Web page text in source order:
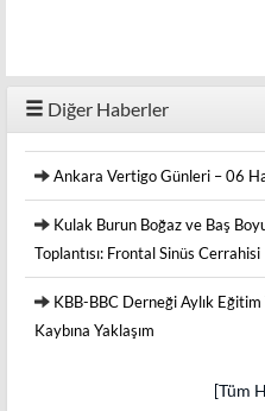
Diğer Haberler
Ankara Vertigo Günleri – 06
Kulak Burun Boğaz ve Baş
Toplantısı: Frontal Sinüs Cerrahisi
KBB-BBC Derneği Aylık
Kaybına Yaklaşım
[Tüm